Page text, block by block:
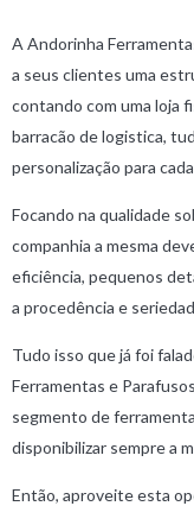
A Andorinha
a seus clientes uma
contando com uma loja
barracão de logistica,
personalização para
Focando na qualidade
companhia a mesma
eficiência, pequenos
a procedência e
Tudo isso que já foi
Ferramentas e
segmento de
disponibilizar sempre a
Então, aproveite esta